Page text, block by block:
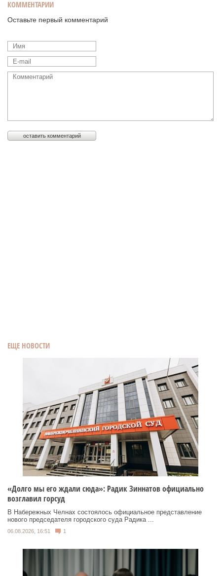
ЕЩЕ НОВОСТИ
«Долго мы его ждали сюда»: Радик Зиннатов официально
возглавил горсуд
В Набережных Челнах состоялось официальное представление
нового председателя городского суда Радика ...
06.08.2026, 16:51 1
КОММЕНТАРИИ
Оставьте первый комментарий